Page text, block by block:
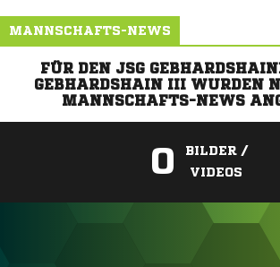
MANNSCHAFTS-NEWS
FÜR DEN JSG
GEBHARDSHAIN III WURDEN
MANNSCHAFTS-NEWS
0
BILDER /
VIDEOS